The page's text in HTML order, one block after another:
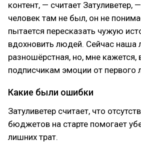
контент, — считает Затуливетер,
человек там не был, он не
пытается пересказать чужую
вдохновить людей. Сейчас наша
разношёрстная, но, мне кажется,
подписчикам эмоции от первого
Какие были ошибки
Затуливетер считает, что
бюджетов на старте помогает
лишних трат.